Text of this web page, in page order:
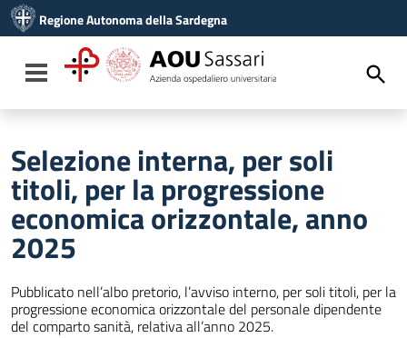
Vai al menu di navigazione
Vai al footer
Regione Autonoma della Sardegna
Toggle navigation
Selezione interna, per soli
titoli, per la progressione
economica orizzontale, anno
2025
Pubblicato nell’albo pretorio, l’avviso interno, per soli titoli, per la
progressione economica orizzontale del personale dipendente
del comparto sanità, relativa all’anno 2025.